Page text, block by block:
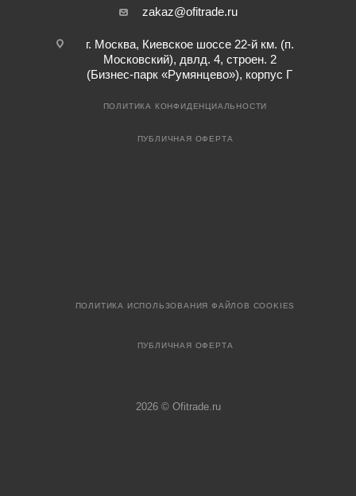
zakaz@ofitrade.ru
г. Москва, Киевское шоссе 22-й км. (п.
Московский), двлд. 4, строен. 2
(Бизнес-парк «Румянцево»), корпус Г
ПОЛИТИКА КОНФИДЕНЦИАЛЬНОСТИ
ПУБЛИЧНАЯ ОФЕРТА
ПОЛИТИКА ИСПОЛЬЗОВАНИЯ ФАЙЛОВ COOKIES
ПУБЛИЧНАЯ ОФЕРТА
2026 © Ofitrade.ru